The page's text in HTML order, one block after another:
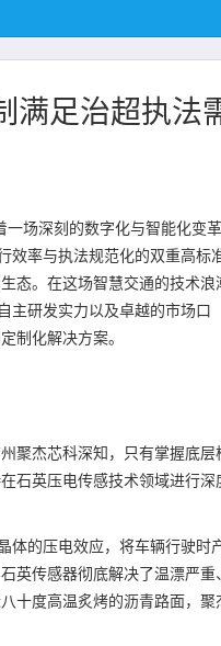
满足治超执法
场深刻的数字化与智能化变革
效率与执法规范化的双重高标
态。在这场智慧交通的技术浪
主研发实力以及卓越的市场口
制化解决方案。
聚杰芯科深知，只有掌握底层
石英压电传感技术领域进行深
体的压电效应，将车辆行驶时
英传感器彻底解决了温漂严重、
十度高温炙烤的沥青路面，聚